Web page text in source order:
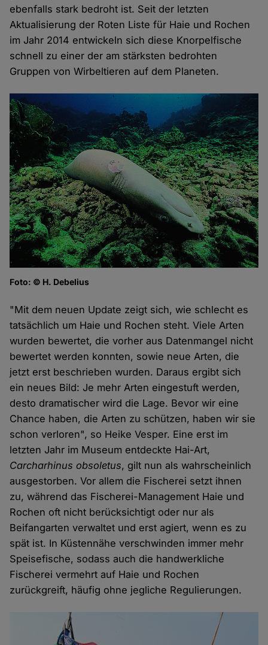
ebenfalls stark bedroht ist. Seit der letzten
Aktualisierung der Roten Liste für Haie und Rochen
im Jahr 2014 entwickeln sich diese Knorpelfische
schnell zu einer der am stärksten bedrohten
Gruppen von Wirbeltieren auf dem Planeten.
Foto: © H. Debelius
"Mit dem neuen Update zeigt sich, wie schlecht es
tatsächlich um Haie und Rochen steht. Viele Arten
wurden bewertet, die vorher aus Datenmangel nicht
bewertet werden konnten, sowie neue Arten, die
jetzt erst beschrieben wurden. Daraus ergibt sich
ein neues Bild: Je mehr Arten eingestuft werden,
desto dramatischer wird die Lage. Bevor wir eine
Chance haben, die Arten zu schützen, haben wir sie
schon verloren", so Heike Vesper. Eine erst im
letzten Jahr im Museum entdeckte Hai-Art,
Carcharhinus obsoletus, gilt nun als wahrscheinlich
ausgestorben. Vor allem die Fischerei setzt ihnen
zu, während das Fischerei-Management Haie und
Rochen oft nicht berücksichtigt oder nur als
Beifangarten verwaltet und erst agiert, wenn es zu
spät ist. In Küstennähe verschwinden immer mehr
Speisefische, sodass auch die handwerkliche
Fischerei vermehrt auf Haie und Rochen
zurückgreift, häufig ohne jegliche Regulierungen.